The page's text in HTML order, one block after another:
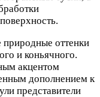
оттенки
и коньячного.
акцентом
дополнением к
представители